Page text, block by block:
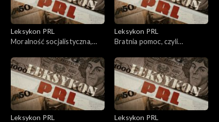
Leksykon PRL
Moralność socjalistyczna,
epoki.
Leksykon PRL
Bratnia pomoc, czyli
Leksykon PRL
Leksykon PRL